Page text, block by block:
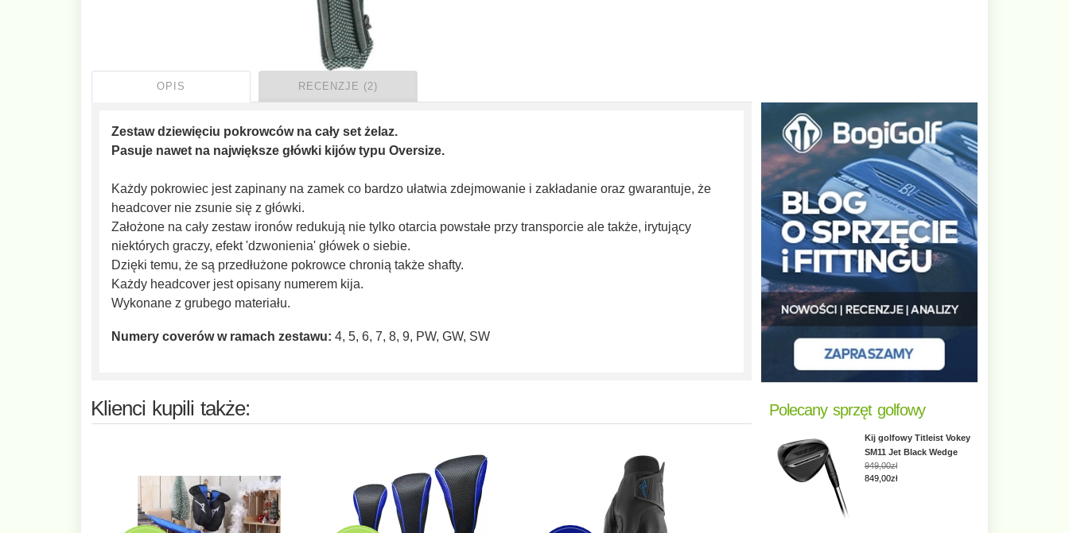
OPIS RECENZJE (2)
Zestaw dziewięciu pokrowców na cały set żelaz.
Pasuje nawet na największe główki kijów typu Oversize.
Każdy pokrowiec jest zapinany na zamek co bardzo ułatwia zdejmowanie i zakładanie oraz gwarantuje, że
headcover nie zsunie się z główki.
Założone na cały zestaw ironów redukują nie tylko otarcia powstałe przy transporcie ale także, irytujący
niektórych graczy, efekt 'dzwonienia' główek o siebie.
Dzięki temu, że są przedłużone pokrowce chronią także shafty.
Każdy headcover jest opisany numerem kija.
Wykonane z grubego materiału.
Numery coverów w ramach zestawu: 4, 5, 6, 7, 8, 9, PW, GW, SW
Klienci kupili także: Polecany sprzęt golfowy
Kij golfowy Titleist Vokey
SM11 Jet Black Wedge
949,00zł
849,00zł